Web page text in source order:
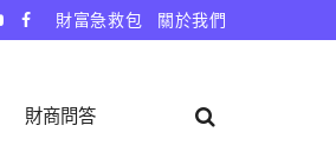
財富急救包 關於我們
財商問答